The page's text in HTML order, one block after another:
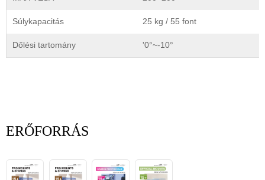
Súlykapacitás 25 kg / 55 font
Dőlési tartomány '0°~-10°
ERŐFORRÁS